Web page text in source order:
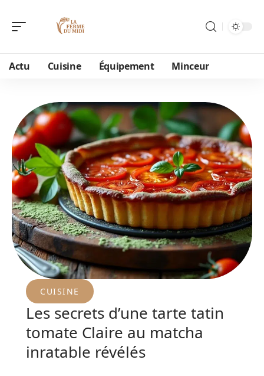
Actu Cuisine Équipement Minceur
CUISINE
Les secrets d’une tarte tatin
tomate Claire au matcha
inratable révélés